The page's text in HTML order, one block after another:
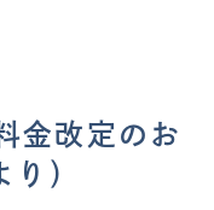
金改定のお
）